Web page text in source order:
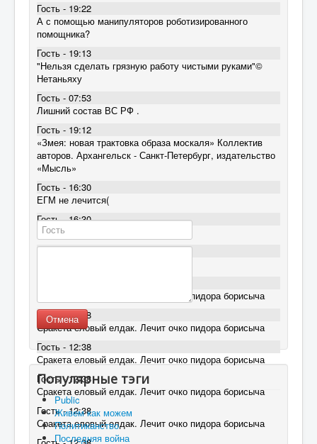
Гость - 19:22
А с помощью манипуляторов роботизированного
помощника?
Гость - 19:13
"Нельзя сделать грязную работу чистыми руками"©
Нетаньяху
Гость - 07:53
Лишний состав ВС РФ .
Гость - 19:12
«Змея: новая трактовка образа москаля» Коллектив
авторов. Архангельск - Санкт-Петербург, издательство
«Мысль»
Гость - 16:30
ЕГМ не лечится(
Гость - 16:30
ЕГМ не лечится(
Гость - 16:30
Сракета еловый елдак. Лечит очко пидора борисыча
Гость - 12:38
Сракета еловый елдак. Лечит очко пидора борисыча
Гость - 12:38
Сракета еловый елдак. Лечит очко пидора борисыча
Гость - 12:38
Сракета еловый елдак. Лечит очко пидора борисыча
Гость - 12:38
Сракета еловый елдак. Лечит очко пидора борисыча
Отмена
Популярные тэги
Public
Живем как можем
Политиканство
Последняя война